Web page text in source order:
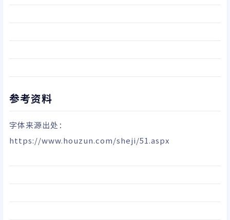
参考资料
字体来源出处：
https://www.houzun.com/sheji/51.aspx